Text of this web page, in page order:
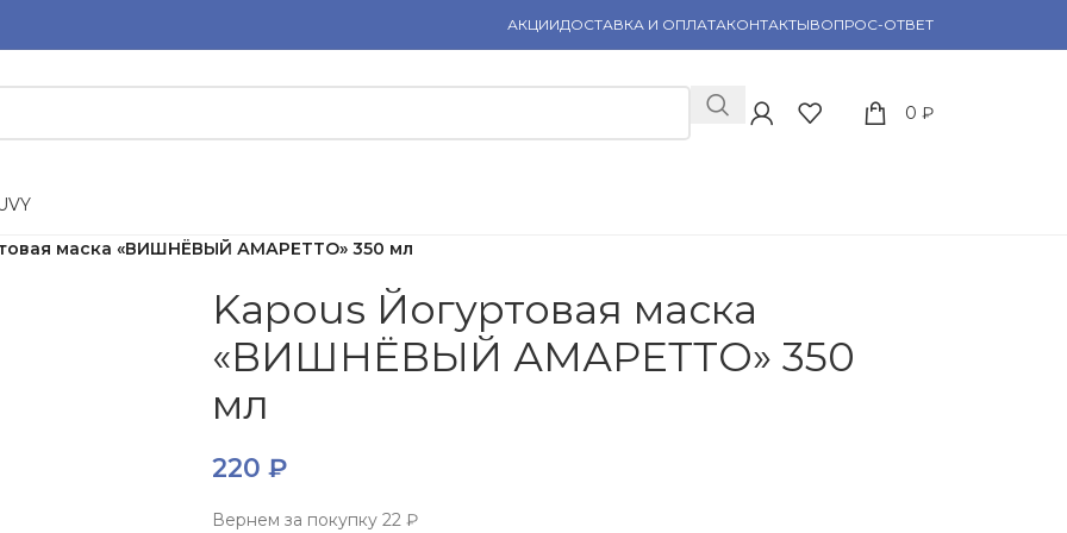
АКЦИИДОСТАВКА И ОПЛАТАКОНТАКТЫВОПРОС-ОТВЕТ
0 ₽
VY
маска «ВИШНЁВЫЙ АМАРЕТТО» 350 мл
Kapous Йогуртовая маска
«ВИШНЁВЫЙ АМАРЕТТО» 350
мл
220 ₽
Вернем за покупку22 ₽